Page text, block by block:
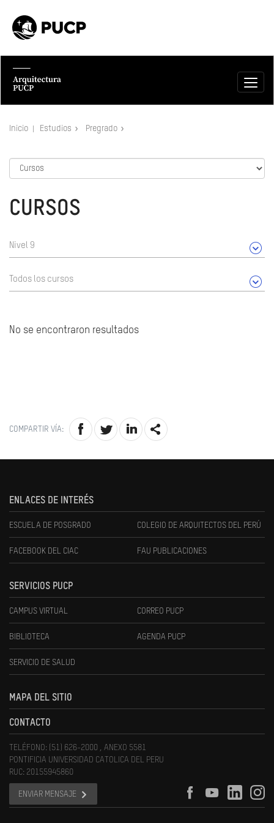
Inicio Estudios Pregrado
CURSOS
Nivel 9
Todos los cursos
No se encontraron resultados
COMPARTIR VÍA:
ENLACES DE INTERÉS
ESCUELA DE POSGRADO COLEGIO DE ARQUITECTOS DEL PERÚ
FACEBOOK DEL CIAC FAU PUBLICACIONES
SERVICIOS PUCP
CAMPUS VIRTUAL CORREO PUCP
BIBLIOTECA AGENDA PUCP
SERVICIO DE SALUD
MAPA DEL SITIO
CONTACTO
TELÉFONO: (51) 626-2000 , ANEXO 5581
PONTIFICIA UNIVERSIDAD CATOLICA DEL PERU
RUC: 20155945860
ENVIAR MENSAJE